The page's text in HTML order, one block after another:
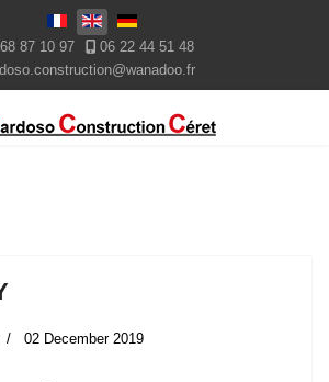
Select your language
87 10 97
06 22 44 51 48
02 December 2019